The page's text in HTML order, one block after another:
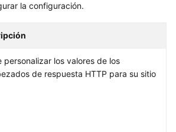
la configuración.
personalizar los valores de los
de respuesta HTTP para su sitio